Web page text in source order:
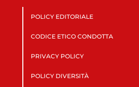
POLICY EDITORIALE
CODICE ETICO CONDOTTA
PRIVACY POLICY
POLICY DIVERSITÀ